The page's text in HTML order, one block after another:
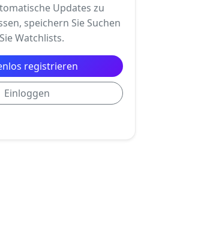
Updates zu
speichern Sie Suchen
Watchlists.
registrieren
Einloggen